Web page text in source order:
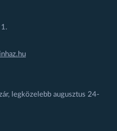
legközelebb augusztus 24-